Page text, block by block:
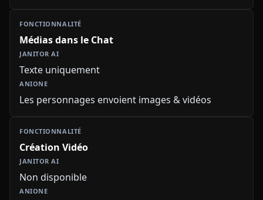
Médias dans le Chat
Texte uniquement
Les personnages envoient images & vidéos
Création Vidéo
Non disponible